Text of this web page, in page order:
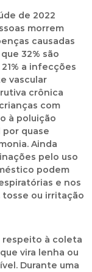
de 2022
morrem
causadas
32% são
a infecções
vascular
crônica
com
à poluição
quase
Ainda
pelo uso
podem
e nos
tosse ou irritação
respeito à coleta
vira lenha ou
Durante uma